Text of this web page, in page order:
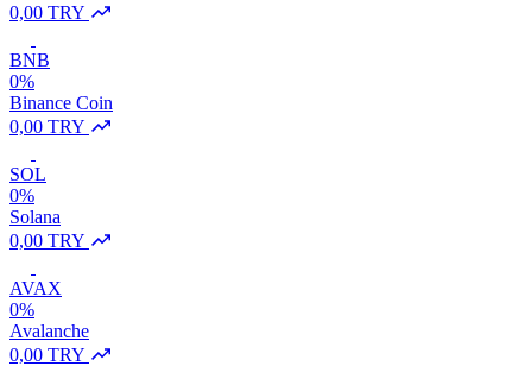
0,00 TRY
BNB
0%
Binance Coin
0,00 TRY
SOL
0%
Solana
0,00 TRY
AVAX
0%
Avalanche
0,00 TRY